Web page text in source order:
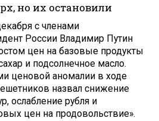
но их остановили
с членами
России Владимир Путин
цен на базовые продукты
и подсолнечное масло.
ценовой аномалии в ходе
назвал снижение
ослабление рубля и
цен на продовольствие».